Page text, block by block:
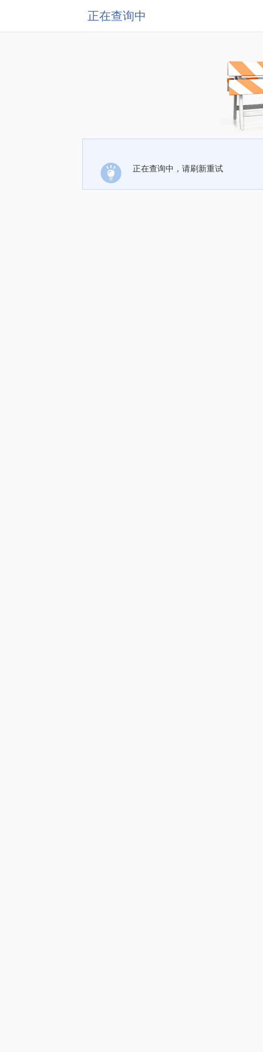
正在查询中
正在查询中，请刷新重试